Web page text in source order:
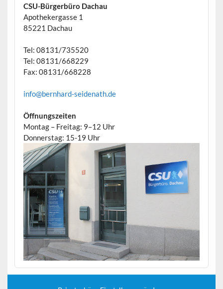
CSU-Bürgerbüro Dachau
Apothekergasse 1
85221 Dachau
Tel: 08131/735520
Tel: 08131/668229
Fax: 08131/668228
info@bernhard-seidenath.de
Öffnungszeiten
Montag – Freitag: 9–12 Uhr
Donnerstag: 15-19 Uhr